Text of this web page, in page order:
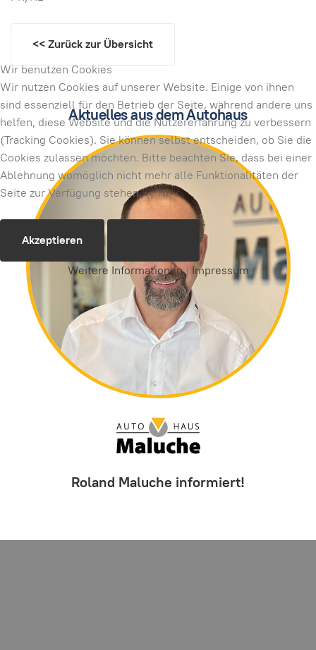
<< Zurück zur Übersicht
Aktuelles aus dem Autohaus
Roland Maluche informiert!
Wir benutzen Cookies
Wir nutzen Cookies auf unserer Website. Einige von ihnen
sind essenziell für den Betrieb der Seite, während andere uns
helfen, diese Website und die Nutzererfahrung zu verbessern
(Tracking Cookies). Sie können selbst entscheiden, ob Sie die
Cookies zulassen möchten. Bitte beachten Sie, dass bei einer
Ablehnung womöglich nicht mehr alle Funktionalitäten der
Seite zur Verfügung stehen.
Akzeptieren
Weitere Informationen| Impressum